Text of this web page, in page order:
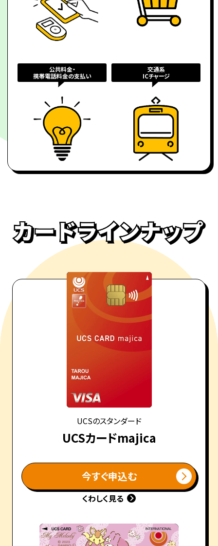
公共料金・
携帯電話料金の支払い
交通系
ICチャージ
UCSのスタンダード
UCSカードmajica
今すぐ申込む
くわしく見る